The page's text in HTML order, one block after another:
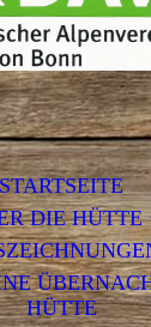
STARTSEITE
DIE HÜTTE
HÜTTE